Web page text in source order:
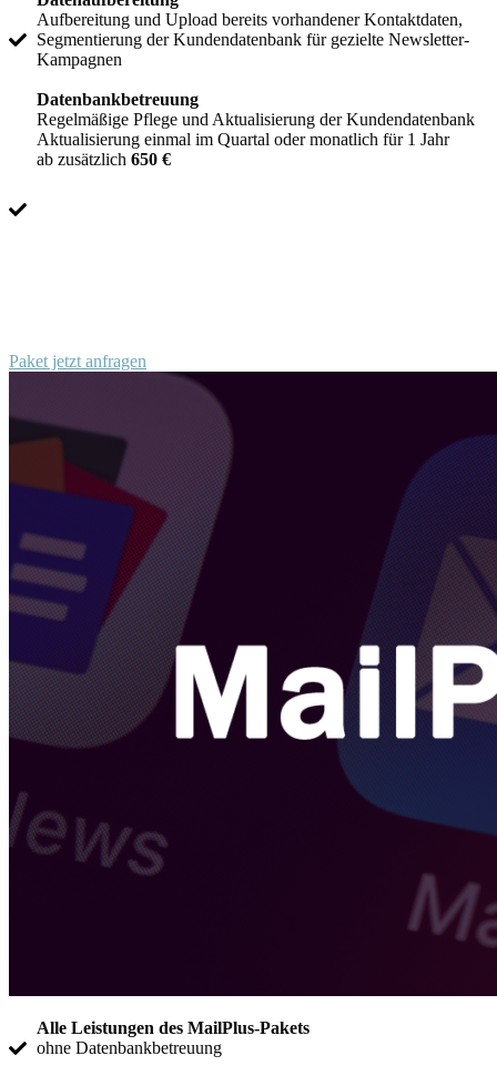
Aufbereitung und Upload bereits vorhandener Kontaktdaten,
Segmentierung der Kundendatenbank für gezielte Newsletter-
Kampagnen
Datenbankbetreuung
Regelmäßige Pflege und Aktualisierung der Kundendatenbank
Aktualisierung einmal im Quartal oder monatlich für 1 Jahr
ab zusätzlich 650 €
Paket jetzt anfragen
Alle Leistungen des MailPlus-Pakets
ohne Datenbankbetreuung